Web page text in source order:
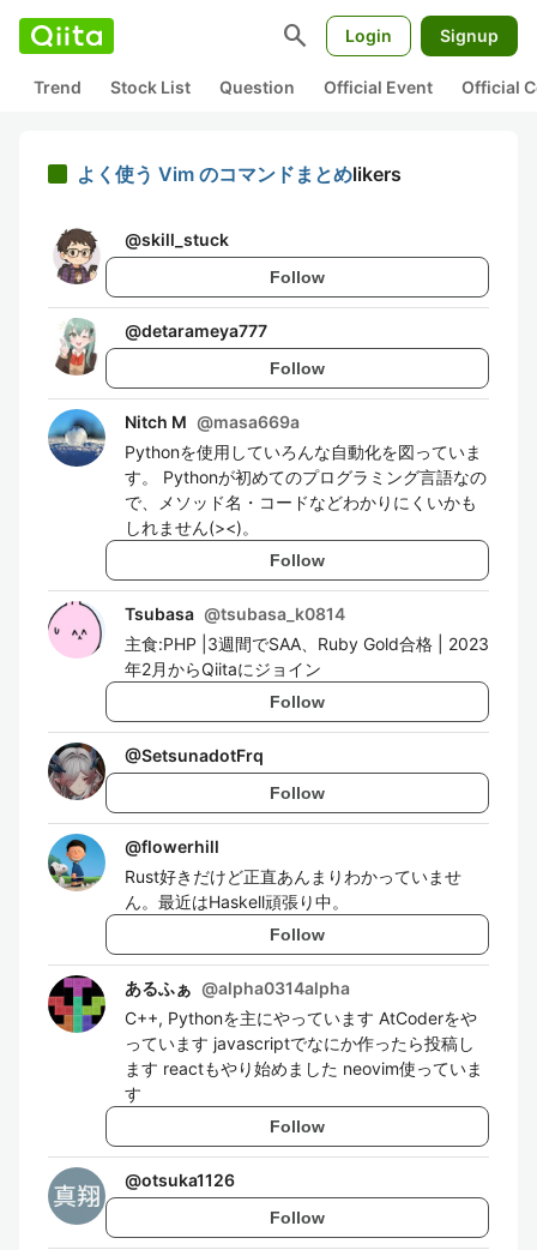
search Login Signup
Trend Stock List Question Official Event Official
よく使う Vim のコマンドまとめlikers
@skill_stuck
Follow
@detarameya777
Follow
Nitch M @masa669a
Pythonを使用していろんな自動化を図っていま
す。 Pythonが初めてのプログラミング言語なの
で、メソッド名・コードなどわかりにくいかも
しれません(><)。
Follow
Tsubasa @tsubasa_k0814
主食:PHP |3週間でSAA、Ruby Gold合格 | 2023
年2月からQiitaにジョイン
Follow
@SetsunadotFrq
Follow
@flowerhill
Rust好きだけど正直あんまりわかっていませ
ん。最近はHaskell頑張り中。
Follow
あるふぁ @alpha0314alpha
C++, Pythonを主にやっています AtCoderをや
っています javascriptでなにか作ったら投稿し
ます reactもやり始めました neovim使っていま
す
Follow
@otsuka1126
Follow